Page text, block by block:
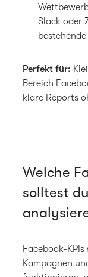
Slack oder
Perfekt für:
Bereich
klare Reports
Welche
solltest
Facebook-
Kampagnen